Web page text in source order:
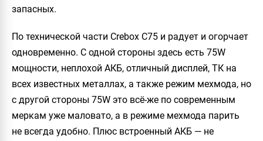
запасных.
По технической части Crebox С75 и радует и огорчает
одновременно. С одной стороны здесь есть 75W
мощности, неплохой АКБ, отличный дисплей, ТК на
всех известных металлах, а также режим мехмода, но
с другой стороны 75W это всё-же по современным
меркам уже маловато, а в режиме мехмода парить
не всегда удобно. Плюс встроенный АКБ — не